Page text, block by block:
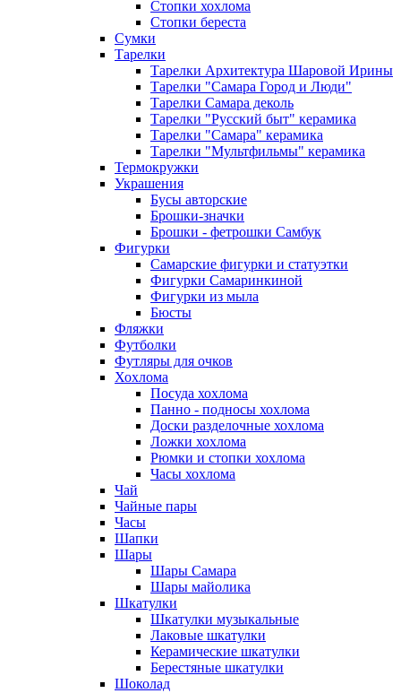
Стопки хохлома
Стопки береста
Сумки
Тарелки
Тарелки Архитектура Шаровой Ирины
Тарелки "Самара Город и Люди"
Тарелки Самара деколь
Тарелки "Русский быт" керамика
Тарелки "Самара" керамика
Тарелки "Мультфильмы" керамика
Термокружки
Украшения
Бусы авторские
Брошки-значки
Брошки - фетрошки Самбук
Фигурки
Самарские фигурки и статуэтки
Фигурки Самаринкиной
Фигурки из мыла
Бюсты
Фляжки
Футболки
Футляры для очков
Хохлома
Посуда хохлома
Панно - подносы хохлома
Доски разделочные хохлома
Ложки хохлома
Рюмки и стопки хохлома
Часы хохлома
Чай
Чайные пары
Часы
Шапки
Шары
Шары Самара
Шары майолика
Шкатулки
Шкатулки музыкальные
Лаковые шкатулки
Керамические шкатулки
Берестяные шкатулки
Шоколад